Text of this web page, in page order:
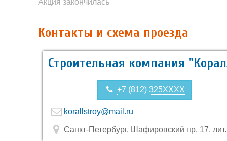
Акция закончилась
Контакты и схема проезда
Строительная компания
+7 (812) 325XXXX
korallstroy@mail.ru
Санкт-Петербург, Шафировский пр. 17,